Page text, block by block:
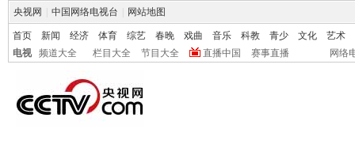
央视网 中国网络电视台 网站地图
首页 新闻 经济 体育 综艺 春晚 戏曲 音乐 科教 青少 文化
艺术
电视
频道大全 栏目大全 节目大全 直播中国 赛事直播 网络